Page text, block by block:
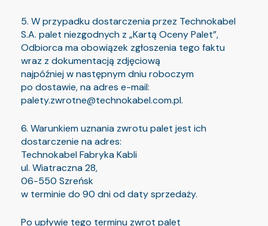
5. W przypadku dostarczenia przez Technokabel
S.A. palet niezgodnych z „Kartą Oceny Palet”,
Odbiorca ma obowiązek zgłoszenia tego faktu
wraz z dokumentacją zdjęciową
najpóźniej w następnym dniu roboczym
po dostawie, na adres e-mail:
palety.zwrotne@technokabel.com.pl.
6. Warunkiem uznania zwrotu palet jest ich
dostarczenie na adres:
Technokabel Fabryka Kabli
ul. Wiatraczna 28,
06-550 Szreńsk
w terminie do 90 dni od daty sprzedaży.
Po upływie tego terminu zwrot palet